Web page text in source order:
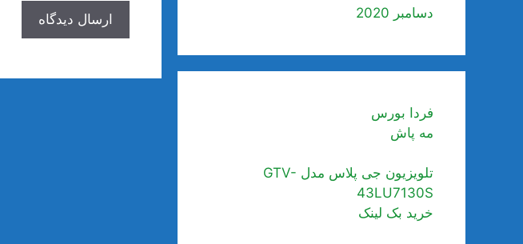
دسامبر 2020
فردا بورس
مه پاش
تلویزیون جی پلاس مدل GTV-
43LU7130S
خرید بک لینک